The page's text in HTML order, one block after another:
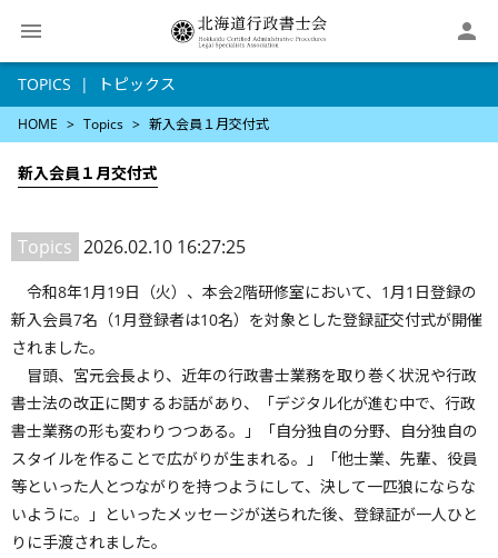

TOPICS トピックス
HOME Topics 新入会員１月交付式
新入会員１月交付式
Topics 2026.02.10 16:27:25
令和8年1月19日（火）、本会2階研修室において、1月1日登録の
新入会員7名（1月登録者は10名）を対象とした登録証交付式が開催
されました。
冒頭、宮元会長より、近年の行政書士業務を取り巻く状況や行政
書士法の改正に関するお話があり、「デジタル化が進む中で、行政
書士業務の形も変わりつつある。」「自分独自の分野、自分独自の
スタイルを作ることで広がりが生まれる。」「他士業、先輩、役員
等といった人とつながりを持つようにして、決して一匹狼にならな
いように。」といったメッセージが送られた後、登録証が一人ひと
りに手渡されました。